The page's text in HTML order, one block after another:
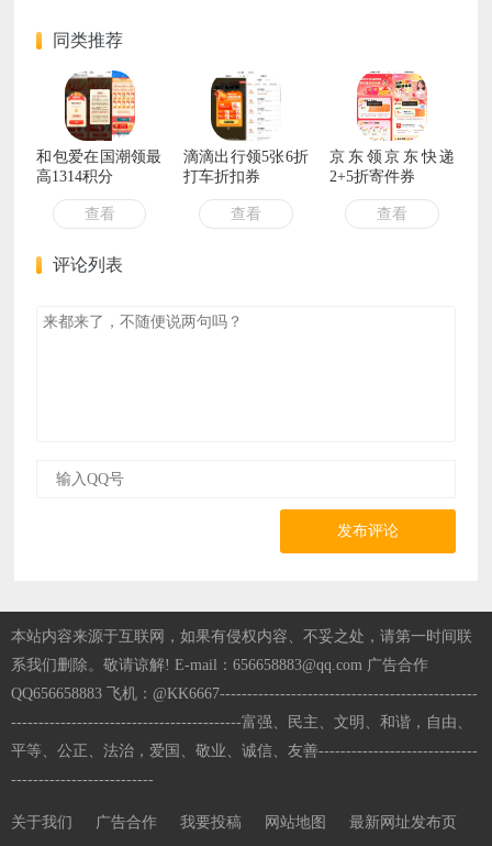
同类推荐
和包爱在国潮领最
高1314积分
查看
滴滴出行领5张6折
打车折扣券
查看
京东领京东快递
2+5折寄件券
查看
评论列表
发布评论
本站内容来源于互联网，如果有侵权内容、不妥之处，请第一时间联
系我们删除。敬请谅解! E-mail：656658883@qq.com 广告合作
QQ656658883 飞机：@KK6667-----------------------------------------------
------------------------------------------富强、民主、文明、和谐，自由、
平等、公正、法治，爱国、敬业、诚信、友善-----------------------------
--------------------------
关于我们 广告合作 我要投稿 网站地图 最新网址发布页